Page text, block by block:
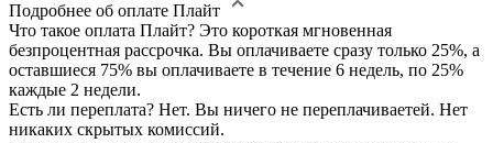
Подробнее об оплате Плайт
Что такое оплата Плайт? Это короткая мгновенная
безпроцентная рассрочка. Вы оплачиваете сразу только 25%, а
оставшиеся 75% вы оплачиваете в течение 6 недель, по 25%
каждые 2 недели.
Есть ли переплата? Нет. Вы ничего не переплачиваетей. Нет
никаких скрытых комиссий.